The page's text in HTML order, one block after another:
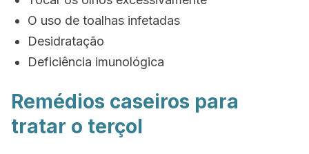
O uso de toalhas infetadas
Desidratação
Deficiência imunológica
Remédios caseiros para
tratar o terçol